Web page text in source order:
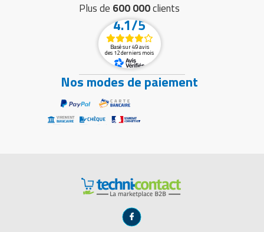
Plus de 600 000clients
4.1/5
Basé sur 49 avis
des 12 derniers mois
Nos modes de paiement